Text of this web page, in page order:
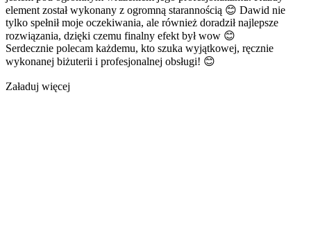
element został wykonany z ogromną starannością 😊 Dawid nie
tylko spełnił moje oczekiwania, ale również doradził najlepsze
rozwiązania, dzięki czemu finalny efekt był wow 😊
Serdecznie polecam każdemu, kto szuka wyjątkowej, ręcznie
wykonanej biżuterii i profesjonalnej obsługi! 😊
Załaduj więcej